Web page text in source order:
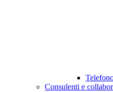
Consulenti e